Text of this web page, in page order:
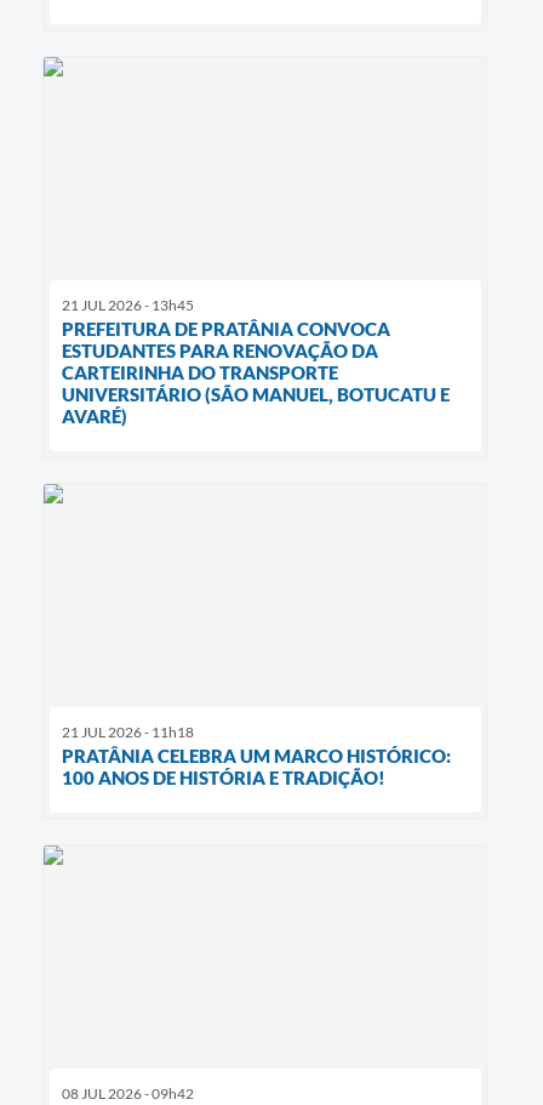
21 JUL 2026 - 13h45
PREFEITURA DE PRATÂNIA CONVOCA
ESTUDANTES PARA RENOVAÇÃO DA
CARTEIRINHA DO TRANSPORTE
UNIVERSITÁRIO (SÃO MANUEL, BOTUCATU E
AVARÉ)
21 JUL 2026 - 11h18
PRATÂNIA CELEBRA UM MARCO HISTÓRICO:
100 ANOS DE HISTÓRIA E TRADIÇÃO!
08 JUL 2026 - 09h42